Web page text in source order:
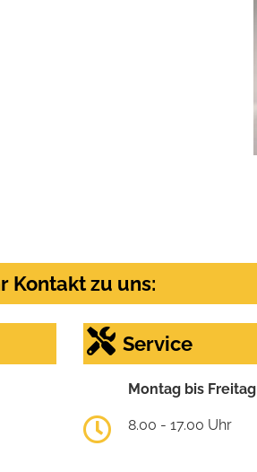
Kontakt zu uns:
Service
Montag bis Freitag
8.00 - 17.00 Uhr